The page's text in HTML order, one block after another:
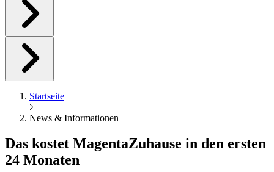
Startseite
News & Informationen
Das kostet MagentaZuhause in den ersten
24 Monaten